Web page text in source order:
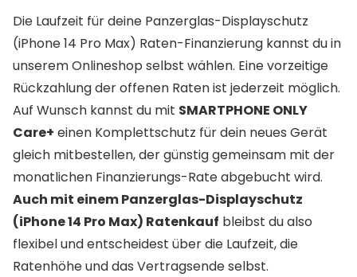
Die Laufzeit für deine Panzerglas-Displayschutz
(iPhone 14 Pro Max) Raten-Finanzierung kannst du in
unserem Onlineshop selbst wählen. Eine vorzeitige
Rückzahlung der offenen Raten ist jederzeit möglich.
Auf Wunsch kannst du mit SMARTPHONE ONLY
Care+ einen Komplettschutz für dein neues Gerät
gleich mitbestellen, der günstig gemeinsam mit der
monatlichen Finanzierungs-Rate abgebucht wird.
Auch mit einem Panzerglas-Displayschutz
(iPhone 14 Pro Max) Ratenkauf bleibst du also
flexibel und entscheidest über die Laufzeit, die
Ratenhöhe und das Vertragsende selbst.